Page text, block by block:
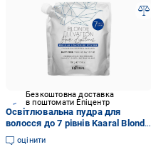
Безкоштовна доставка
в поштомати Епіцентр
Освітлювальна пудра для
волосся до 7 рівнів Kaaral Blonde
Elevation Regular Lightener
Powder 500 г
оцінити